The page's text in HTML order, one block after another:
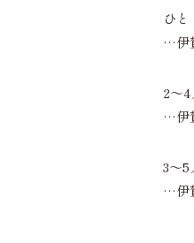
ひ
…伊
2～
…伊
3～5
…伊